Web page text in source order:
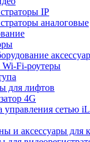
IP
аналоговые
Fi-роутеры
для лифтов
4G
управления сетью
и аксессуары для